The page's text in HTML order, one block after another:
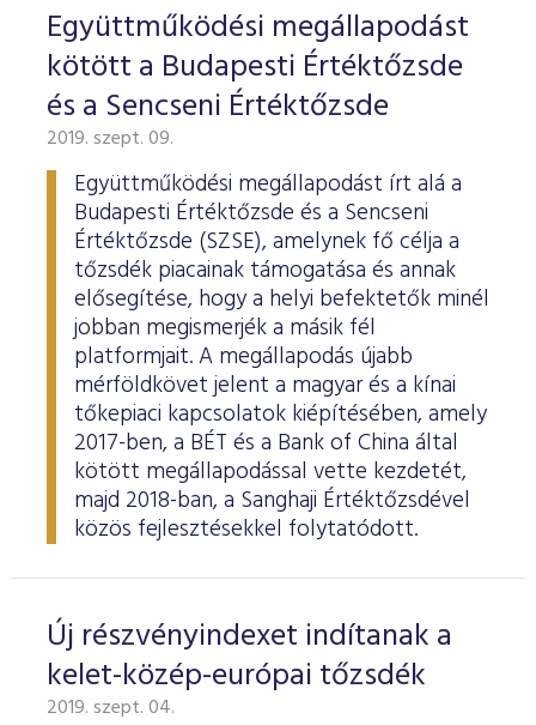
ESG Útmutató
Együttműködési megállapodást
kötött a Budapesti Értéktőzsde
és a Sencseni Értéktőzsde
2019. szept. 09.
Együttműködési megállapodást írt alá a
Budapesti Értéktőzsde és a Sencseni
Értéktőzsde (SZSE), amelynek fő célja a
tőzsdék piacainak támogatása és annak
elősegítése, hogy a helyi befektetők minél
jobban megismerjék a másik fél
platformjait. A megállapodás újabb
mérföldkövet jelent a magyar és a kínai
tőkepiaci kapcsolatok kiépítésében, amely
2017-ben, a BÉT és a Bank of China által
kötött megállapodással vette kezdetét,
majd 2018-ban, a Sanghaji Értéktőzsdével
közös fejlesztésekkel folytatódott.
Új részvényindexet indítanak a
kelet-közép-európai tőzsdék
2019. szept. 04.